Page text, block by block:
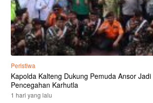
Peristiwa
Kapolda Kalteng Dukung Pemuda Ansor
Pencegahan Karhutla
1 hari yang lalu